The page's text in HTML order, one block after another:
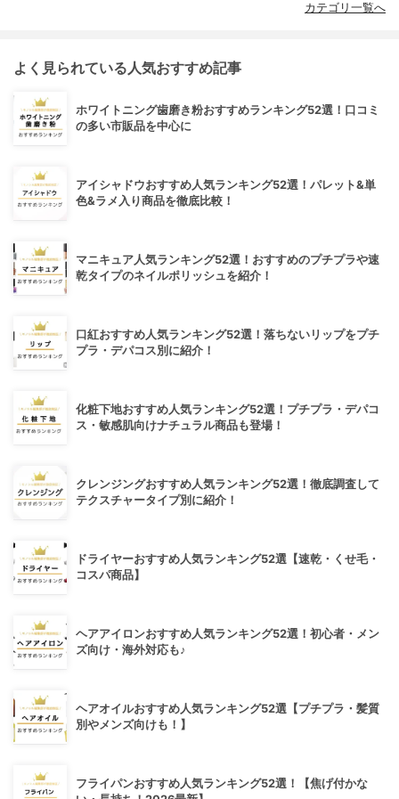
カテゴリ一覧へ
よく見られている人気おすすめ記事
ホワイトニング歯磨き粉おすすめランキング52選！口コミ
の多い市販品を中心に
アイシャドウおすすめ人気ランキング52選！パレット&単
色&ラメ入り商品を徹底比較！
マニキュア人気ランキング52選！おすすめのプチプラや速
乾タイプのネイルポリッシュを紹介！
口紅おすすめ人気ランキング52選！落ちないリップをプチ
プラ・デパコス別に紹介！
化粧下地おすすめ人気ランキング52選！プチプラ・デパコ
ス・敏感肌向けナチュラル商品も登場！
クレンジングおすすめ人気ランキング52選！徹底調査して
テクスチャータイプ別に紹介！
ドライヤーおすすめ人気ランキング52選【速乾・くせ毛・
コスパ商品】
ヘアアイロンおすすめ人気ランキング52選！初心者・メン
ズ向け・海外対応も♪
ヘアオイルおすすめ人気ランキング52選【プチプラ・髪質
別やメンズ向けも！】
フライパンおすすめ人気ランキング52選！【焦げ付かな